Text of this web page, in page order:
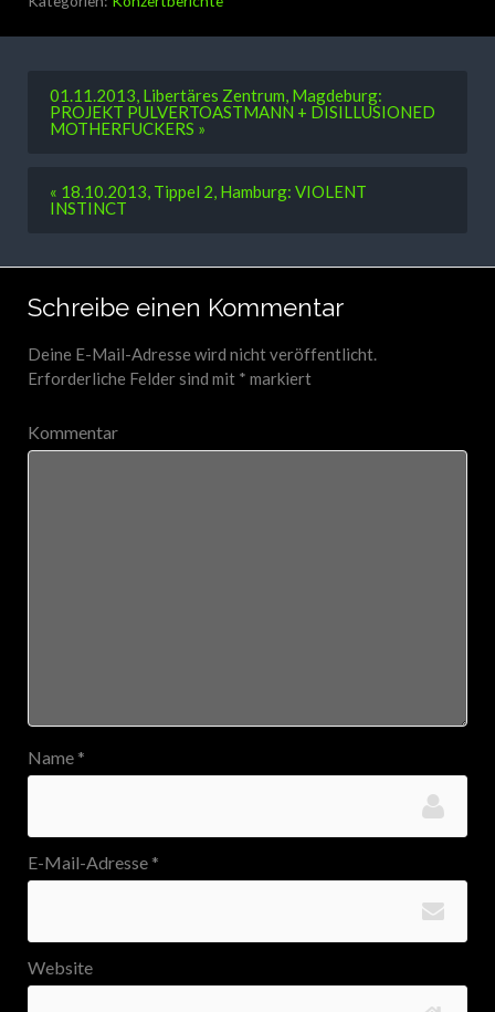
01.11.2013, Libertäres Zentrum, Magdeburg:
PROJEKT PULVERTOASTMANN + DISILLUSIONED
MOTHERFUCKERS »
« 18.10.2013, Tippel 2, Hamburg: VIOLENT
INSTINCT
Schreibe einen Kommentar
Deine E-Mail-Adresse wird nicht veröffentlicht.
Erforderliche Felder sind mit * markiert
Kommentar
Name *
E-Mail-Adresse *
Website